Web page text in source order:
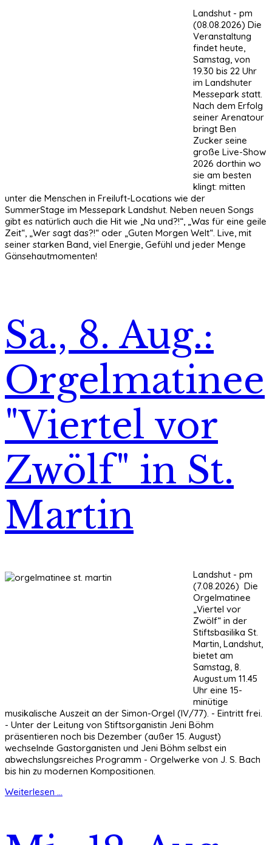
Landshut - pm
(08.08.2026) Die
Veranstaltung
findet heute,
Samstag, von
19.30 bis 22 Uhr
im Landshuter
Messepark statt.
Nach dem Erfolg
seiner Arenatour
bringt Ben
Zucker seine
große Live-Show
2026 dorthin wo
sie am besten
klingt: mitten
unter die Menschen in Freiluft-Locations wie der
SummerStage im Messepark Landshut. Neben neuen Songs
gibt es natürlich auch die Hit wie „Na und?!“, „Was für eine geile
Zeit“, „Wer sagt das?!“ oder „Guten Morgen Welt“. Live, mit
seiner starken Band, viel Energie, Gefühl und jeder Menge
Gänsehautmomenten!
Sa., 8. Aug.:
Orgelmatinee
"Viertel vor
Zwölf" in St.
Martin
Landshut - pm
(7.08.2026) Die
Orgelmatinee
„Viertel vor
Zwölf“ in der
Stiftsbasilika St.
Martin, Landshut,
bietet am
Samstag, 8.
August.um 11.45
Uhr eine 15-
minütige
musikalische Auszeit an der Simon-Orgel (IV/77). - Eintritt frei.
- Unter der Leitung von Stiftsorganistin Jeni Böhm
präsentieren noch bis Dezember (außer 15. August)
wechselnde Gastorganisten und Jeni Böhm selbst ein
abwechslungsreiches Programm - Orgelwerke von J. S. Bach
bis hin zu modernen Kompositionen.
Weiterlesen ...